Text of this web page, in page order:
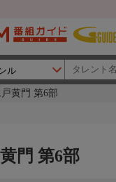
黄門 第6部
門 第6部